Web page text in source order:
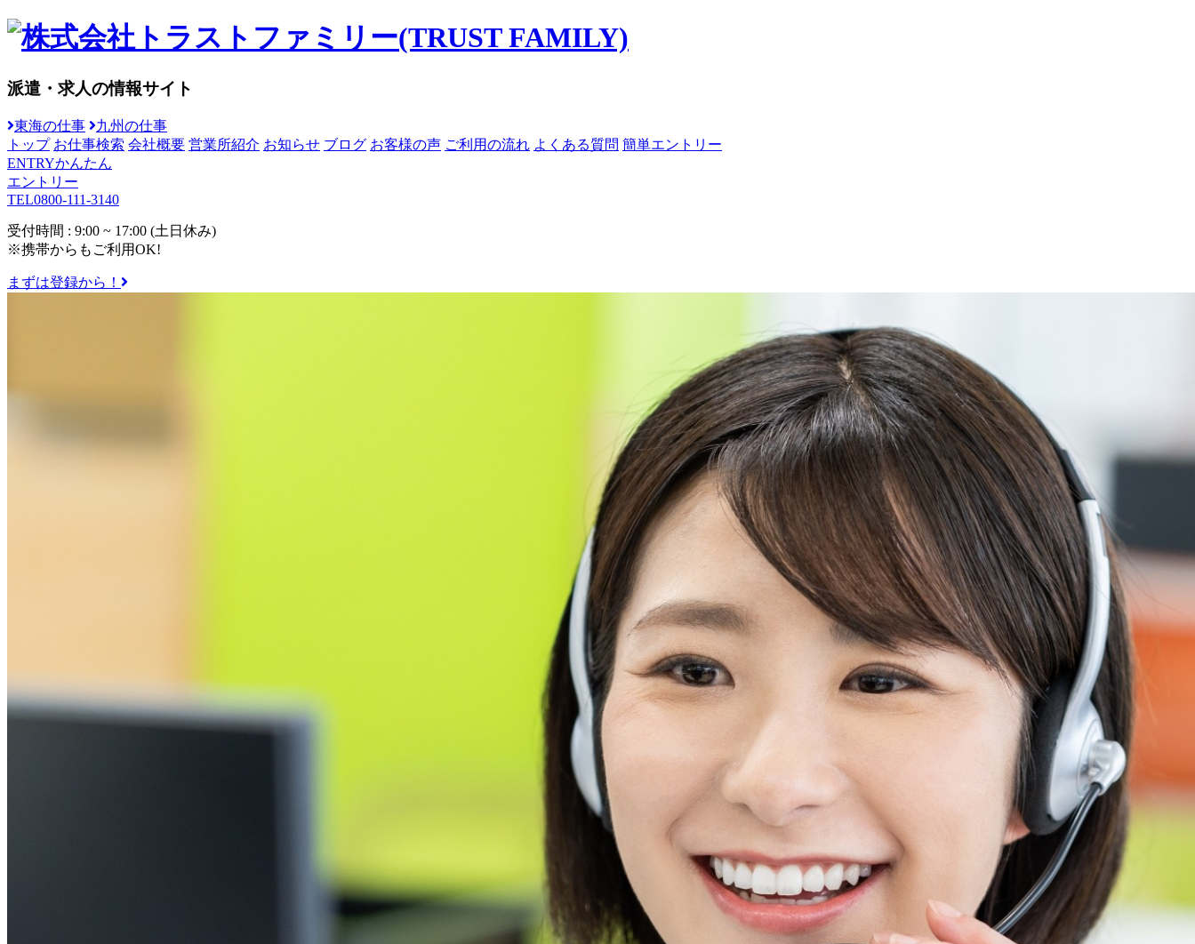
派遣・求人の情報サイト
東海の仕事
九州の仕事
トップ お仕事検索 会社概要 営業所紹介 お知らせ ブログ お客様の声 ご利用の流れ よくある質問 簡単エントリー
ENTRYかんたん
エントリー
TEL0800-111-3140
受付時間 : 9:00 ~ 17:00 (土日休み)
※携帯からもご利用OK!
まずは登録から！